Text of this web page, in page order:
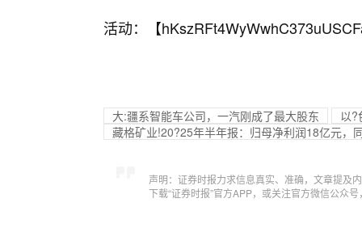
活动：【
大:疆系智能车公司，一汽刚成了最大股东
以?
藏格矿业!20?25年半年报：归母净利润18亿元，
声明：证券时报力求信息真实、准确，文章提及
下载“证券时报”官方APP，或关注官方微信公众